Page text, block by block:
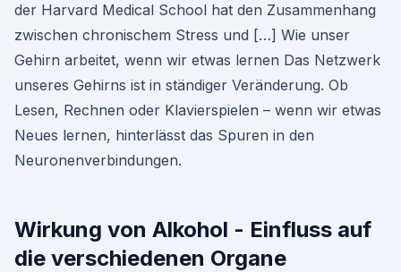
der Harvard Medical School hat den Zusammenhang
zwischen chronischem Stress und […] Wie unser
Gehirn arbeitet, wenn wir etwas lernen Das Netzwerk
unseres Gehirns ist in ständiger Veränderung. Ob
Lesen, Rechnen oder Klavierspielen – wenn wir etwas
Neues lernen, hinterlässt das Spuren in den
Neuronenverbindungen.
Wirkung von Alkohol - Einfluss auf
die verschiedenen Organe